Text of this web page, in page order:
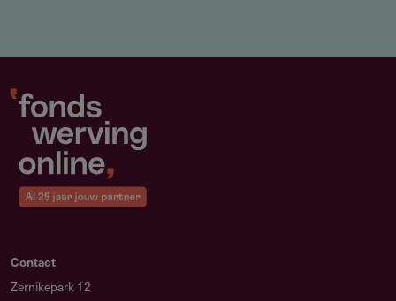
Subsidie
Hoeveel subsidie kun je aanvragen?
Je kunt maximaal € 40.000 per project aanvragen. Het
totale subsidieplafond bedraagt € 280.000 voor deze
oproep in 2026.
Het budget wordt verdeeld op volgorde van
Het volledige subsidiebedrag wordt rond de startdatum
van het project overgemaakt
Contact
Zernikepark 12